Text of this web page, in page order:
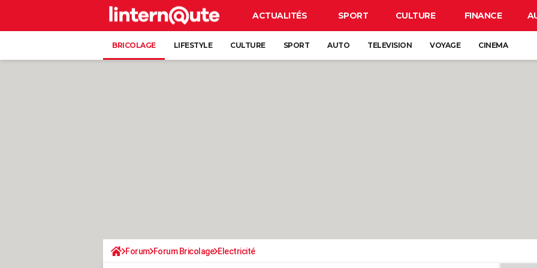
ACTUALITÉS SPORT CULTURE FINANCE
BRICOLAGE LIFESTYLE CULTURE SPORT AUTO TELEVISION VOYAGE CINEMA
Forum Forum Bricolage Electricité